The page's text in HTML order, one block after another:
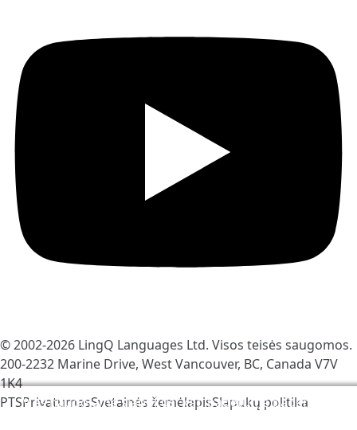
Mes naudojame slapukus, kad padėtume pagerinti
© 2002-2026 LingQ Languages Ltd. Visos teisės saugomos.
200-2232 Marine Drive, West Vancouver, BC, Canada V7V
1K4
PTSPrivatumasSvetainės žemėlapisSlapukų politika